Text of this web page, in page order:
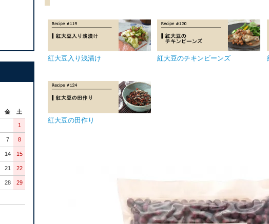
紅大豆入り浅漬け 紅大豆のチキンビーンズ
紅大豆の田作り
金 土
1
7 8
14 15
21 22
28 29